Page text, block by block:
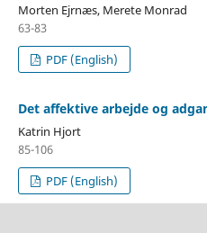
Morten Ejrnæs, Merete Monrad
63-83
PDF (English)
Det affektive arbejde og
Katrin Hjort
85-106
PDF (English)